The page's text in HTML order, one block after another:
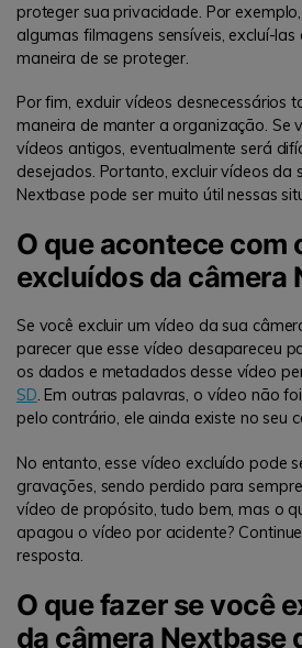
proteger sua privacidade. Por
algumas filmagens sensíveis, excluí-las
maneira de se proteger.
Por fim, excluir vídeos desnecessários
maneira de manter a organização. Se
vídeos antigos, eventualmente será
desejados. Portanto, excluir vídeos da
Nextbase pode ser muito útil nessas
O que acontece com
excluídos da câmera
Se você excluir um vídeo da sua
parecer que esse vídeo desapareceu
os dados e metadados desse vídeo
SD. Em outras palavras, o vídeo não
pelo contrário, ele ainda existe no seu
No entanto, esse vídeo excluído pode
gravações, sendo perdido para
vídeo de propósito, tudo bem, mas o
apagou o vídeo por acidente?
resposta.
O que fazer se você
da câmera Nextbase